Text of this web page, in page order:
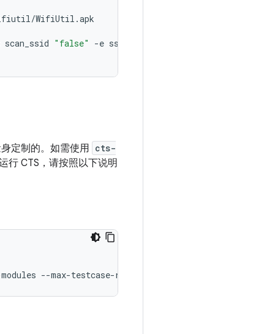
/WifiUtil .apk
scan_ssid "false" -e ssid
定制的。如需使用 cts-
行 CTS，请按照以下说明
--max-testcase-run-count 2 --retry-strategy